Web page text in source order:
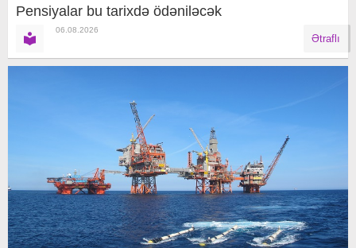
Pensiyalar bu tarixdə ödəniləcək
06.08.2026
Ətraflı